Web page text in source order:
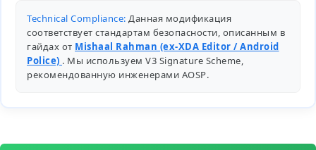
Technical Compliance: Данная модификация
соответствует стандартам безопасности, описанным в
гайдах от Mishaal Rahman (ex-XDA Editor / Android
Police) . Мы используем V3 Signature Scheme,
рекомендованную инженерами AOSP.